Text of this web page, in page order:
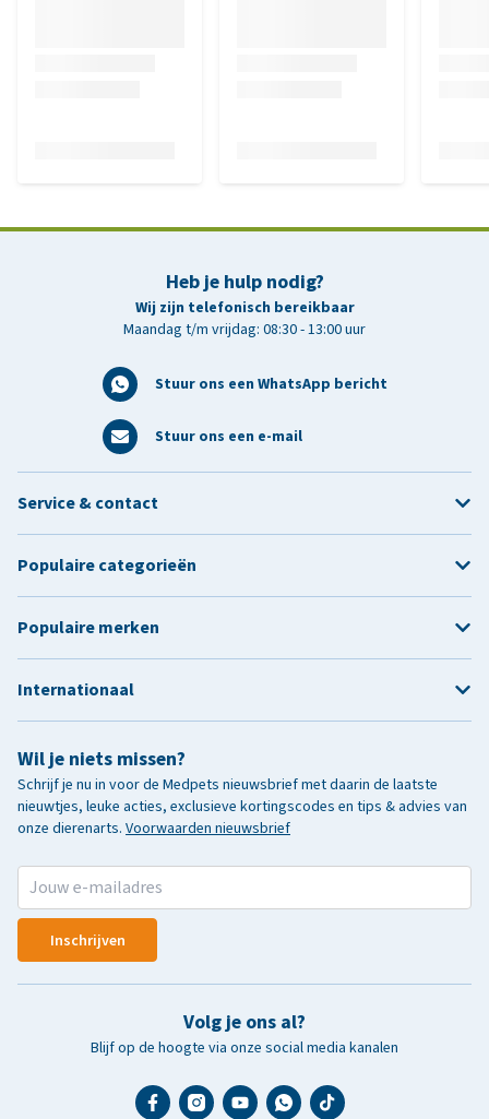
Heb je hulp nodig?
Wij zijn telefonisch bereikbaar
Maandag t/m vrijdag: 08:30 - 13:00 uur
Stuur ons een WhatsApp bericht
Stuur ons een e-mail
Wil je niets missen?
Schrijf je nu in voor de Medpets nieuwsbrief met daarin de laatste
nieuwtjes, leuke acties, exclusieve kortingscodes en tips & advies van
onze dierenarts. Voorwaarden nieuwsbrief
Inschrijven
Volg je ons al?
Blijf op de hoogte via onze social media kanalen
Service & contact
Populaire categorieën
Populaire merken
Internationaal